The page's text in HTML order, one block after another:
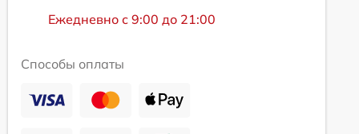
Ежедневно с 9:00 до 21:00
Способы оплаты